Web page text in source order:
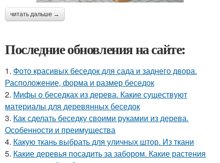
читать дальше →
Последние обновления на сайте:
1. Фото красивых беседок для сада и заднего двора.
Расположение, форма и размер беседок
2. Мифы о беседках из дерева. Какие существуют
материалы для деревянных беседок
3. Как сделать беседку своими рукамии из дерева.
Особенности и преимущества
4. Какую ткань выбрать для уличных штор. Из ткани
5. Какие деревья посадить за забором. Какие растения